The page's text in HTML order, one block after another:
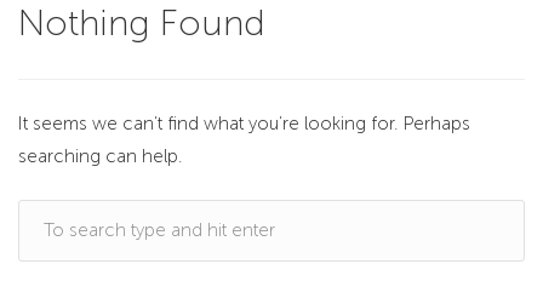
Nothing Found
It seems we can’t find what you’re looking for. Perhaps
searching can help.